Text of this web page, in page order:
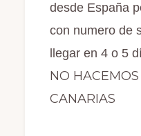
desde España
con numero de
llegar en 4 o 5
NO
CANARIAS